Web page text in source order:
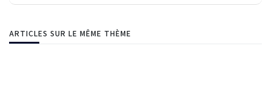
ARTICLES SUR LE MÊME THÈME